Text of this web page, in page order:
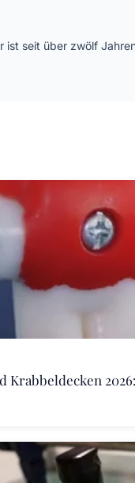
ist seit über zwölf
Krabbeldecken